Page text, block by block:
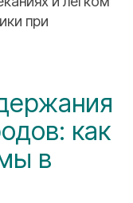
при
как
в